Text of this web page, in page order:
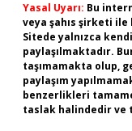
Yasal Uyarı: Bu
veya şahıs şirketi ile
Sitede yalnızca
paylaşılmaktadır.
taşımamakta olup,
paylaşım
benzerlikleri
taslak halindedir ve